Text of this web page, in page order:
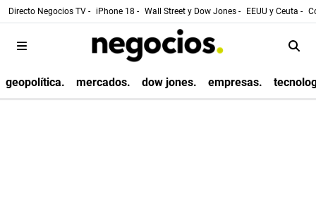
Directo Negocios TV - iPhone 18 - Wall Street y Dow Jones - EEUU y Ceuta -
geopolítica. mercados. dow jones. empresas.